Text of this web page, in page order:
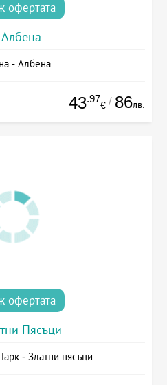
офертата
Албена
- Албена
43.97
€ / 86лв.
офертата
Пясъци
- Златни пясъци